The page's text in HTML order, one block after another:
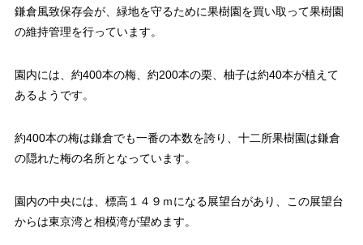
鎌倉風致保存会が、緑地を守るために果樹園を買い取って果樹園
の維持管理を行っています。
園内には、約400本の梅、約200本の栗、柚子は約40本が植えて
あるようです。
約400本の梅は鎌倉でも一番の本数を誇り、十二所果樹園は鎌倉
の隠れた梅の名所となっています。
園内の中央には、標高１４９ｍになる展望台があり、この展望台
からは東京湾と相模湾が望めます。